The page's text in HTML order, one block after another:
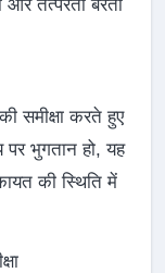
तत्परता बरती
समीक्षा करते हुए
भुगतान हो, यह
की स्थिति में